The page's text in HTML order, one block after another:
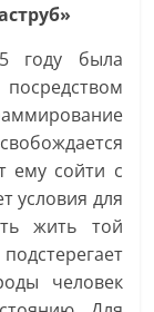
году была
ему сойти с
условия для
жить той
человек